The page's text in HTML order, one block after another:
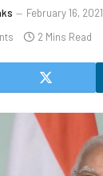
February 16, 2021
2 Mins Read